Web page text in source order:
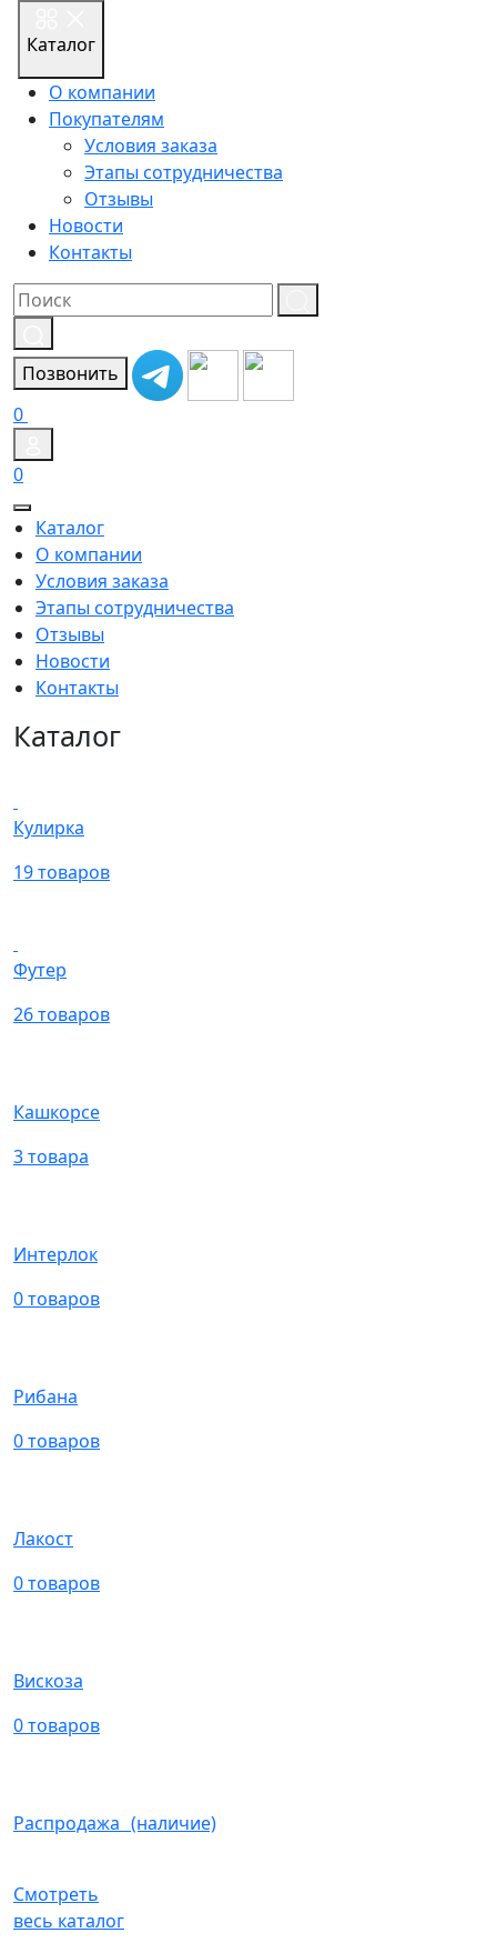
Каталог
О компании
Покупателям
Условия заказа
Этапы сотрудничества
Отзывы
Новости
Контакты
Результат
поиска:
Позвонить
0
0
Каталог
О компании
Условия заказа
Этапы сотрудничества
Отзывы
Новости
Контакты
Каталог
Кулирка
19 товаров
Футер
26 товаров
Кашкорсе
3 товара
Интерлок
0 товаров
Рибана
0 товаров
Лакост
0 товаров
Вискоза
0 товаров
Распродажа (наличие)
Смотреть
весь каталог